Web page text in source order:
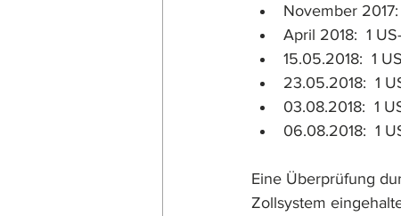
November
April 2018:  1
15.05.2018:  1
23.05.2018:  1
03.08.2018:  1
06.08.2018:  1
Eine Überprüfung
Zollsystem